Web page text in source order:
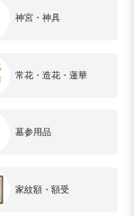
神宮・神具
常花・造花・蓮華
墓参用品
家紋額・額受